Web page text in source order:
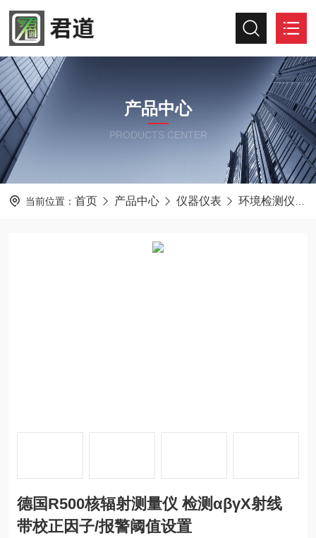
产品中心
PRODUCTS CENTER
当前位置： 首页 产品中心 仪器仪表 环境检测仪器
德国R500核辐射测量仪 检测αβγX射线
带校正因子/报警阈值设置